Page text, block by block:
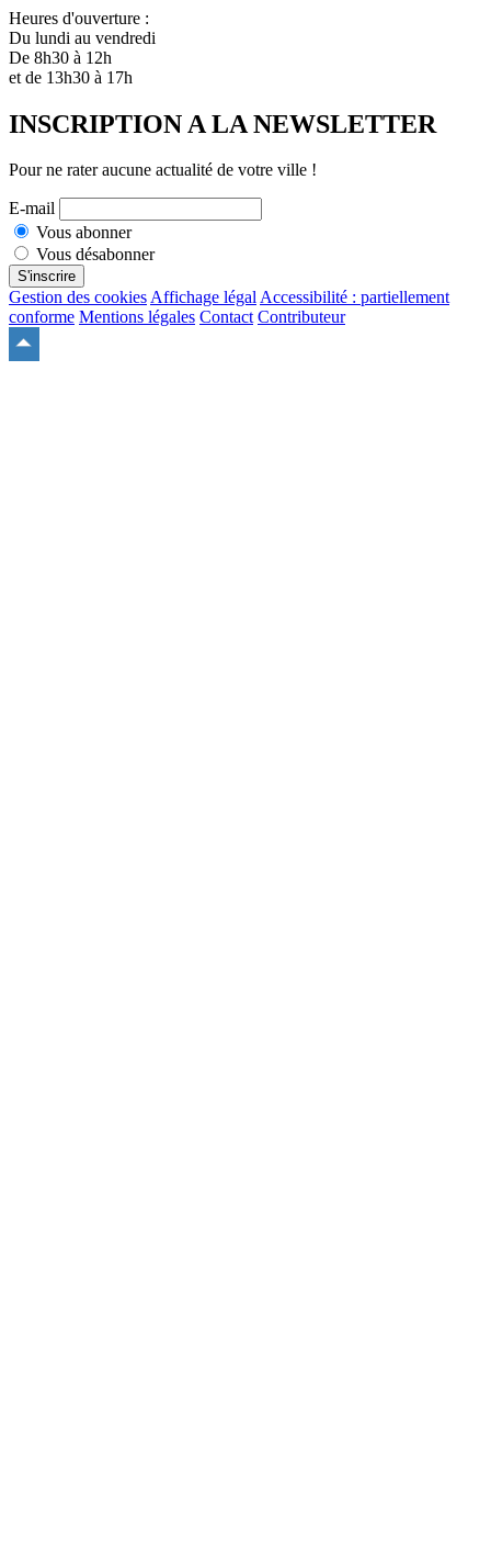
Heures d'ouverture :
Du lundi au vendredi
De 8h30 à 12h
et de 13h30 à 17h
INSCRIPTION A LA NEWSLETTER
Pour ne rater aucune actualité de votre ville !
E-mail
Vous abonner
Vous désabonner
S'inscrire
Gestion des cookiesAffichage légalAccessibilité : partiellement
conforme Mentions légales Contact Contributeur